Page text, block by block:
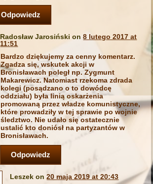
Odpowiedz
Radosław Jarosiński on8 lutego 2017 at
11:51
Bardzo dziękujemy za cenny komentarz.
Zgadza się, wskutek akcji w
Bronisławach poległ np. Zygmunt
Makarewicz. Natomiast rzekoma zdrada
kolegi (posądzano o to dowódcę
oddziału) była linią oskarżenia
promowaną przez władze komunistyczne,
które prowadziły w tej sprawie po wojnie
śledztwo. Nie udało się ostatecznie
ustalić kto doniósł na partyzantów w
Bronisławach.
Odpowiedz
Leszek on20 maja 2019 at 20:43